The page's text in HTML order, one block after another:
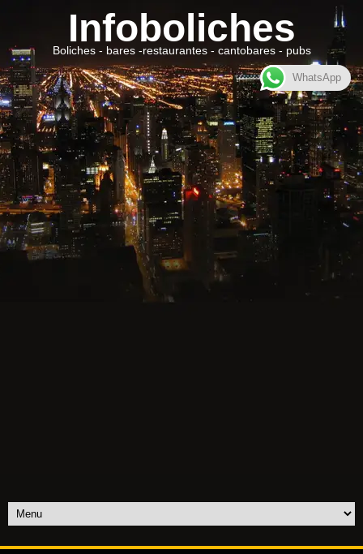
Infoboliches
Boliches - bares -restaurantes - cantobares - pubs
WhatsApp